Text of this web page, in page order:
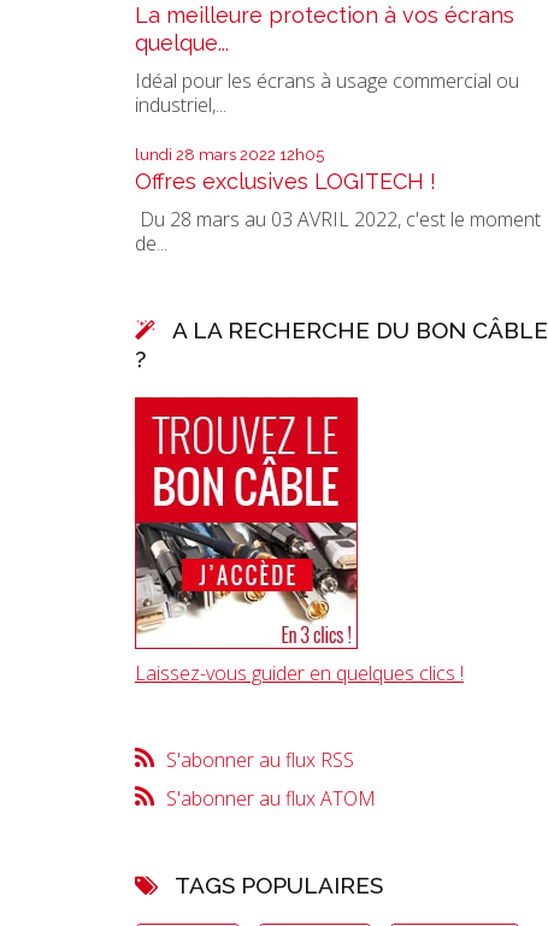
La meilleure protection à vos écrans
quelque...
Idéal pour les écrans à usage commercial ou
industriel,...
lundi 28 mars 2022 12h05
Offres exclusives LOGITECH !
Du 28 mars au 03 AVRIL 2022, c'est le moment
de...
A LA RECHERCHE DU BON CÂBLE
?
Laissez-vous guider en quelques clics !
S'abonner au flux RSS
S'abonner au flux ATOM
TAGS POPULAIRES